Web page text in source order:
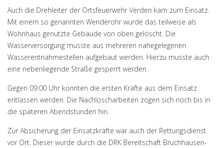
Auch die Drehleiter der Ortsfeuerwehr Verden kam zum Einsatz.
Mit einem so genannten Wenderohr wurde das teilweise als
Wohnhaus genutzte Gebäude von oben gelöscht. Die
Wasserversorgung musste aus mehreren nahegelegenen
Wasserentnahmestellen aufgebaut werden. Hierzu musste auch
eine nebenliegende Straße gesperrt werden.
Gegen 09:00 Uhr konnten die ersten Kräfte aus dem Einsatz
entlassen werden. Die Nachlöscharbeiten zogen sich noch bis in
die späteren Abendstunden hin.
Zur Absicherung der Einsatzkräfte war auch der Rettungsdienst
vor Ort. Dieser wurde durch die DRK Bereitschaft Bruchhausen-